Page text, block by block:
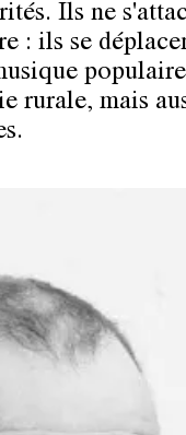
Ils ne
: ils se
rurale, mais